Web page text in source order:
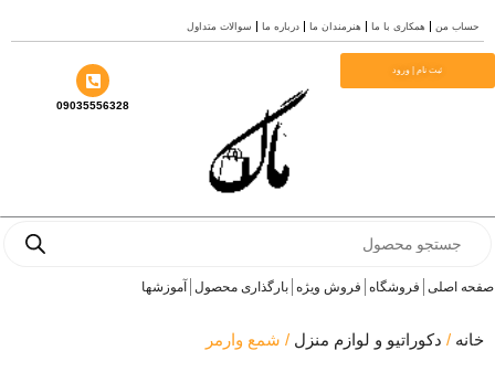
من همکاری با ما هنرمندان ما درباره ما سوالات متداول
ثبت نام | ورود
09035556328
اصلی فروشگاه فروش ویژه بارگذاری محصول آموزشها
/دکوراتیو و لوازم منزل/ شمع وارمر